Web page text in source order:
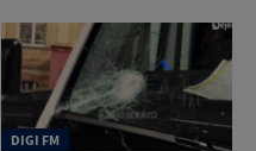
DIGI FM